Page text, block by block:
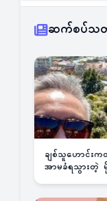
ဆက်စပ်သတ
ချစ်သူဟောင်း
အာမခံရသွားတဲ့